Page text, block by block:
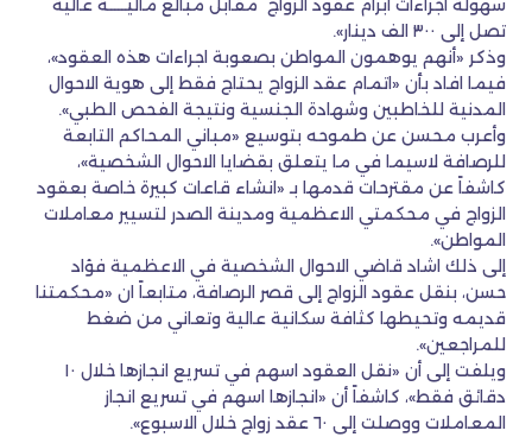
سهولة اجراءات ابرام عقود الزواج مقابل مبالغ ماليـــــة عالية
تصل إلى ٣٠٠ الف دينار».
وذكر «أنهم يوهمون المواطن بصعوبة اجراءات هذه العقود»،
فيما افاد بأن «اتمام عقد الزواج يحتاج فقط إلى هوية الاحوال
المدنية للخاطبين وشهادة الجنسية ونتيجة الفحص الطبي».
وأعرب محسن عن طموحه بتوسيع «مباني المحاكم التابعة
للرصافة لاسيما في ما يتعلق بقضايا الاحوال الشخصية»،
كاشفاً عن مقترحات قدمها بـ «انشاء قاعات كبيرة خاصة بعقود
الزواج في محكمتي الاعظمية ومدينة الصدر لتسيير معاملات
المواطن».
إلى ذلك اشاد قاضي الاحوال الشخصية في الاعظمية فؤاد
حسن، بنقل عقود الزواج إلى قصر الرصافة، متابعاً ان «محكمتنا
قديمه وتحيطها كثافة سكانية عالية وتعاني من ضغط
للمراجعين».
ويلفت إلى أن «نقل العقود اسهم في تسريع انجازها خلال ١٠
دقائق فقط»، كاشفاً أن «انجازها اسهم في تسريع انجاز
المعاملات ووصلت إلى ٦٠ عقد زواج خلال الاسبوع».